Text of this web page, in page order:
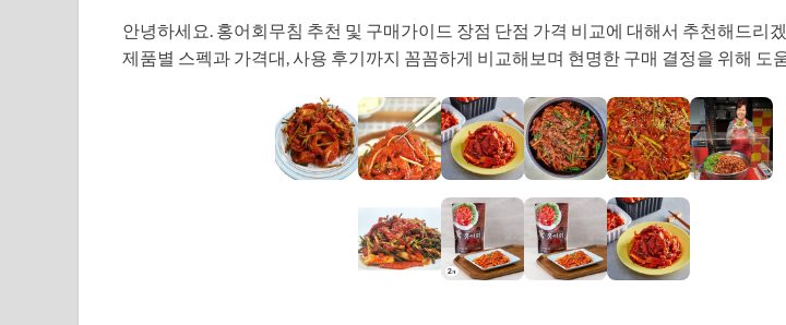
안녕하세요. 홍어회무침 추천 및 구매가이드 장점 단점 가격 비교에 대해서 추천해드리
제품별 스펙과 가격대, 사용 후기까지 꼼꼼하게 비교해보며 현명한 구매 결정을 위해 도